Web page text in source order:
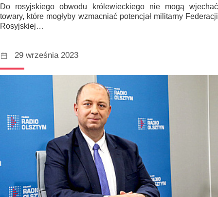
Do rosyjskiego obwodu królewieckiego nie mogą wjechać
towary, które mogłyby wzmacniać potencjał militarny Federacji
Rosyjskiej…
29 września 2023